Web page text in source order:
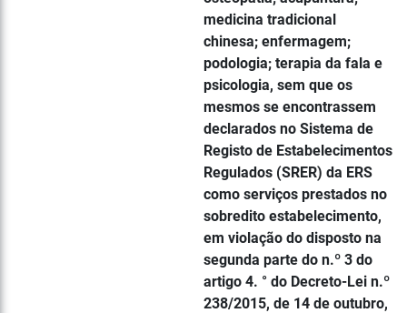
medicina tradicional
chinesa; enfermagem;
podologia; terapia da fala e
psicologia, sem que os
mesmos se encontrassem
declarados no Sistema de
Registo de Estabelecimentos
Regulados (SRER) da ERS
como serviços prestados no
sobredito estabelecimento,
em violação do disposto na
segunda parte do n.º 3 do
artigo 4. ° do Decreto-Lei n.º
238/2015, de 14 de outubro,